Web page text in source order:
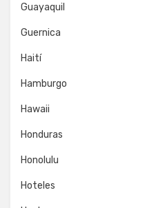
Guayaquil
Guernica
Haití
Hamburgo
Hawaii
Honduras
Honolulu
Hoteles